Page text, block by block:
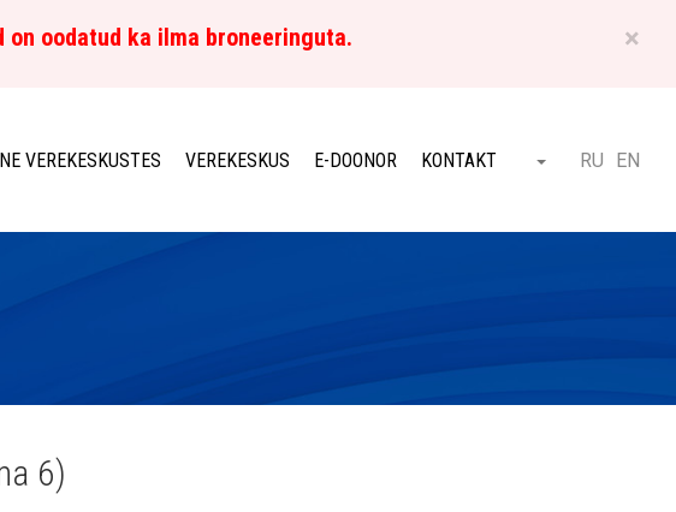
×
oodatud ka ilma broneeringuta.
VEREKESKUSTES VEREKESKUS E-DOONOR KONTAKT Otsi ET
RU EN
6)